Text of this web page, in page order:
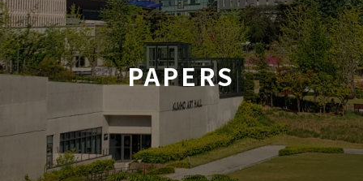
PAPERS